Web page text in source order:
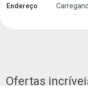
Endereço
Ofertas